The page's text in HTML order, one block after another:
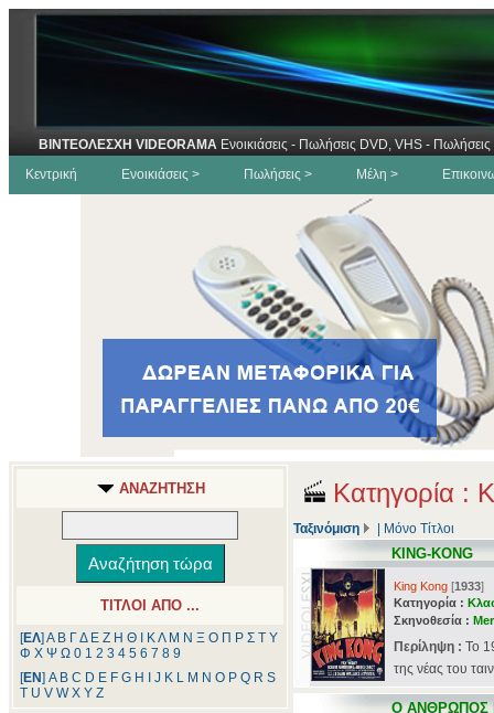
ΒΙΝΤΕΟΛΕΣΧΗ VIDEORAMA Ενοικιάσεις - Πωλήσεις DVD, VHS -
Κεντρική
Ενοικιάσεις > Πωλήσεις > Μέλη >
ΑΝΑΖΗΤΗΣΗ
ΤΙΤΛΟΙ ΑΠΟ ...
[ΕΛ] Α Β ΓΔ Ε Ζ Η Θ ΚΛ Μ Ν Ξ Ο Π Ρ Σ Τ Υ
Φ Χ Ψ Ω 0 1 2 3 4 5 6 7 8 9
[ΕΝ] A B C D E F G H J K L M N O P Q R S
T U V W X Y Z
Κατηγορία :
Ταξινόμιση Μόνο Τίτλοι
KING-KONG
King Kong [1933]
Κατηγορία :
Σκηνοθεσία :
Περίληψη : Το
της νέας του
Ο ΑΝΘΡΩΠΟΣ